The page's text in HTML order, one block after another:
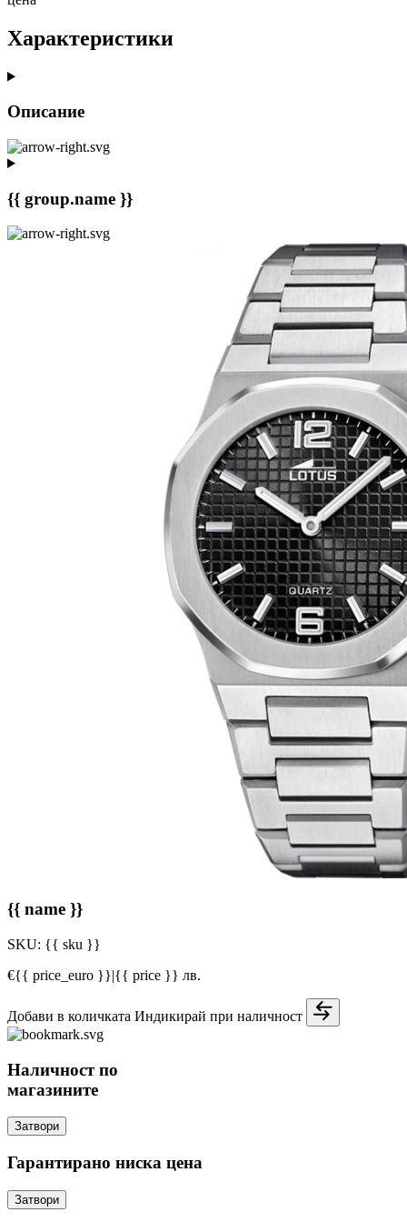
Характеристики
Описание
{{ group.name }}
{{ name }}
SKU: {{ sku }}
€{{ price_euro }}|{{ price }} лв.
Добави в количката Индикирай при наличност
Наличност по
магазините
Затвори
Гарантирано ниска цена
Затвори